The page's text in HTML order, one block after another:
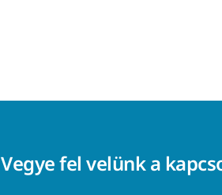
Vegye fel velünk a